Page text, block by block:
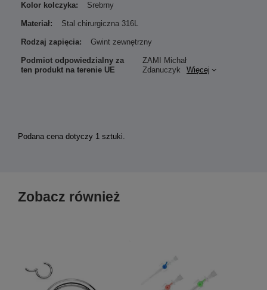
Podana cena dotyczy 1 sztuki.
Kolor kolczyka: Srebrny
Materiał: Stal chirurgiczna 316L
Rodzaj zapięcia: Gwint zewnętrzny
Podmiot odpowiedzialny za
ten produkt na terenie UE
ZAMI Michał
Zdanuczyk
Więcej
Zobacz również